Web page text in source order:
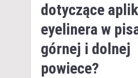
dotyczące
eyelinera w
górnej i dolnej
powiece?